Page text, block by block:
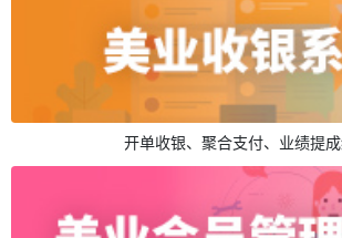
开单收银、聚合支付、业绩提